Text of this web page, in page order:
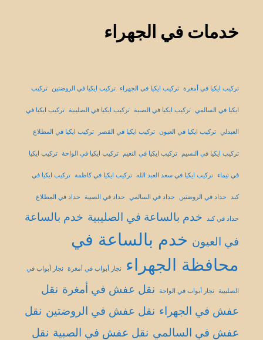
خدمات في الجهراء
تركيب ايكيا في أمغرة تركيب ايكيا في الجهراء تركيب ايكيا في الروضتين تركيب
ايكيا في السالمي تركيب ايكيا في الصبية تركيب ايكيا في الصليبية تركيب ايكيا في
العبدلي تركيب ايكيا في العيون تركيب ايكيا في القصر تركيب ايكيا في المطلاع
تركيب ايكيا في النسيم تركيب ايكيا في النعيم تركيب ايكيا في الواحة تركيب ايكيا
في تيماء تركيب ايكيا في سعد العبد الله تركيب ايكيا في كاظمة تركيب ايكيا في
كبد حداد في الروضتين حداد في السالمي حداد في الصبية حداد في المطلاع
حداد في كبد خدم بالساعة في الصليبية خدم بالساعة
في العيون خدم بالساعة في
محافظة الجهراء
نجار أبواب في أمغرة نجار أبواب في
الصليبية نجار أبواب في الواحة نقل عفش في أمغرة نقل
عفش في الجهراء نقل عفش في الروضتين نقل
عفش في السالمي نقل عفش في الصبية نقل